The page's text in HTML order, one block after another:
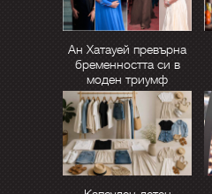
Ан Хатауей превърна
бременността си в
моден триумф